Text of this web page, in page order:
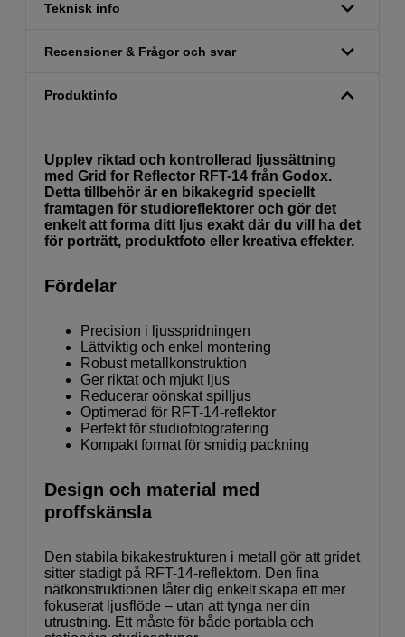
Teknisk info
Recensioner & Frågor och svar
Produktinfo
Upplev riktad och kontrollerad ljussättning
med Grid for Reflector RFT-14 från Godox.
Detta tillbehör är en bikakegrid speciellt
framtagen för studioreflektorer och gör det
enkelt att forma ditt ljus exakt där du vill ha det
för porträtt, produktfoto eller kreativa effekter.
Fördelar
Precision i ljusspridningen
Lättviktig och enkel montering
Robust metallkonstruktion
Ger riktat och mjukt ljus
Reducerar oönskat spilljus
Optimerad för RFT-14-reflektor
Perfekt för studiofotografering
Kompakt format för smidig packning
Design och material med
proffskänsla
Den stabila bikakestrukturen i metall gör att gridet
sitter stadigt på RFT-14-reflektorn. Den fina
nätkonstruktionen låter dig enkelt skapa ett mer
fokuserat ljusflöde – utan att tynga ner din
utrustning. Ett måste för både portabla och